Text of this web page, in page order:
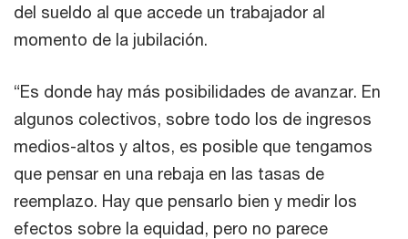
del sueldo al que accede un trabajador al
momento de la jubilación.
“Es donde hay más posibilidades de avanzar. En
algunos colectivos, sobre todo los de ingresos
medios-altos y altos, es posible que tengamos
que pensar en una rebaja en las tasas de
reemplazo. Hay que pensarlo bien y medir los
efectos sobre la equidad, pero no parece